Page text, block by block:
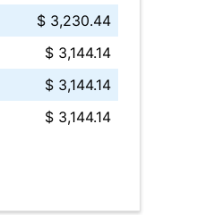
$ 3,230.44
$ 3,144.14
$ 3,144.14
$ 3,144.14